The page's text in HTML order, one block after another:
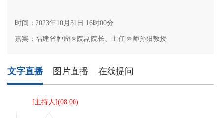
时间：2023年10月31日 16时00分
嘉宾：福建省肿瘤医院副院长、主任医师孙阳教授
文字直播 图片直播 在线提问
[主持人](08:00)